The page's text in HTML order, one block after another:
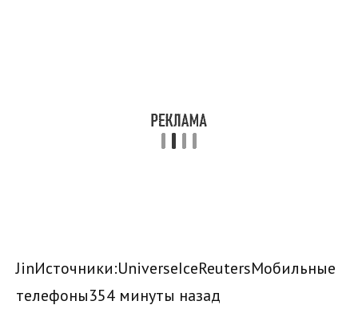
JinИсточники:UniverseIceReutersМобильные
телефоны354 минуты назад